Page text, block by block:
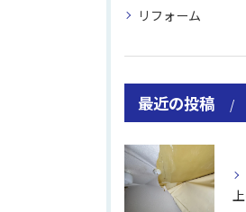
リフォーム
最近の投稿